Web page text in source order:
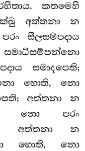
කතමෙහි
අත්තනා න
සීලසම්පදාය
සමාදපෙති;
හොති, නො
අත්තනා න
නො පරං
අත්තනා න
හොති, නො